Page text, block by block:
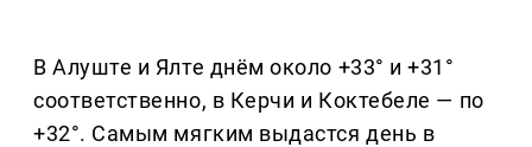
В Алуште и Ялте днём около +33° и +31°
соответственно, в Керчи и Коктебеле — по
+32°. Самым мягким выдастся день в